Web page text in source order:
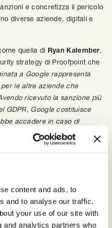
content and ads, to
and to analyse our traffic.
your use of our site with
and analytics partners who
e concretizza il pericolo
diverse aziende, digitali e
quella di Ryan Kalember,
strategy di Proofpoint che
a Google rappresenta
le altre aziende che
ricevuto la sanzione più
GDPR, Google costituisce
accadere in caso di
manager italiano diTrend
per i giganti della
che raccoglie e accumula
senza applicare la dovuta
alla conservazione e allo
non più necessari”.